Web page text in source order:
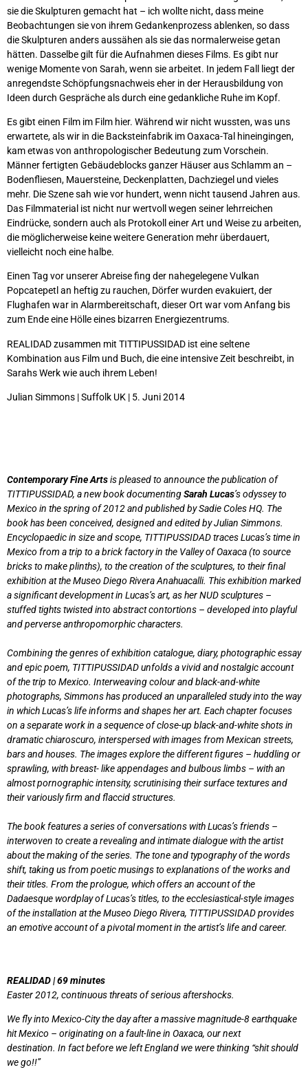
sie die Skulpturen gemacht hat – ich wollte nicht, dass meine
Beobachtungen sie von ihrem Gedankenprozess ablenken, so dass
die Skulpturen anders aussähen als sie das normalerweise getan
hätten. Dasselbe gilt für die Aufnahmen dieses Films. Es gibt nur
wenige Momente von Sarah, wenn sie arbeitet. In jedem Fall liegt der
anregendste Schöpfungsnachweis eher in der Herausbildung von
Ideen durch Gespräche als durch eine gedankliche Ruhe im Kopf.
Es gibt einen Film im Film hier. Während wir nicht wussten, was uns
erwartete, als wir in die Backsteinfabrik im Oaxaca-Tal hineingingen,
kam etwas von anthropologischer Bedeutung zum Vorschein.
Männer fertigten Gebäudeblocks ganzer Häuser aus Schlamm an –
Bodenfliesen, Mauersteine, Deckenplatten, Dachziegel und vieles
mehr. Die Szene sah wie vor hundert, wenn nicht tausend Jahren aus.
Das Filmmaterial ist nicht nur wertvoll wegen seiner lehrreichen
Eindrücke, sondern auch als Protokoll einer Art und Weise zu arbeiten,
die möglicherweise keine weitere Generation mehr überdauert,
vielleicht noch eine halbe.
Einen Tag vor unserer Abreise fing der nahegelegene Vulkan
Popcatepetl an heftig zu rauchen, Dörfer wurden evakuiert, der
Flughafen war in Alarmbereitschaft, dieser Ort war vom Anfang bis
zum Ende eine Hölle eines bizarren Energiezentrums.
REALIDAD zusammen mit TITTIPUSSIDAD ist eine seltene
Kombination aus Film und Buch, die eine intensive Zeit beschreibt, in
Sarahs Werk wie auch ihrem Leben!
Julian Simmons | Suffolk UK | 5. Juni 2014
Contemporary Fine Artsis pleased to announce the publication of
TITTIPUSSIDAD, a new book documentingSarah Lucas’s odyssey to
Mexico in the spring of 2012 and published by Sadie Coles HQ. The
book has been conceived, designed and edited by Julian Simmons.
Encyclopaedic in size and scope, TITTIPUSSIDAD traces Lucas’s time in
Mexico from a trip to a brick factory in the Valley of Oaxaca (to source
bricks to make plinths), to the creation of the sculptures, to their final
exhibition at the Museo Diego Rivera Anahuacalli. This exhibition marked
a significant development in Lucas’s art, as her NUD sculptures –
stuffed tights twisted into abstract contortions – developed into playful
and perverse anthropomorphic characters.
Combining the genres of exhibition catalogue, diary, photographic essay
and epic poem, TITTIPUSSIDAD unfolds a vivid and nostalgic account
of the trip to Mexico. Interweaving colour and black-and-white
photographs, Simmons has produced an unparalleled study into the way
in which Lucas’s life informs and shapes her art. Each chapter focuses
on a separate work in a sequence of close-up black-and-white shots in
dramatic chiaroscuro, interspersed with images from Mexican streets,
bars and houses. The images explore the different figures – huddling or
sprawling, with breast- like appendages and bulbous limbs – with an
almost pornographic intensity, scrutinising their surface textures and
their variously firm and flaccid structures.
The book features a series of conversations with Lucas’s friends –
interwoven to create a revealing and intimate dialogue with the artist
about the making of the series. The tone and typography of the words
shift, taking us from poetic musings to explanations of the works and
their titles. From the prologue, which offers an account of the
Dadaesque wordplay of Lucas’s titles, to the ecclesiastical-style images
of the installation at the Museo Diego Rivera, TITTIPUSSIDAD provides
an emotive account of a pivotal moment in the artist’s life and career.
REALIDAD | 69 minutes
Easter 2012, continuous threats of serious aftershocks.
We fly into Mexico-City the day after a massive magnitude-8 earthquake
hit Mexico – originating on a fault-line in Oaxaca, our next
destination. In fact before we left England we were thinking “shit should
we go!!”